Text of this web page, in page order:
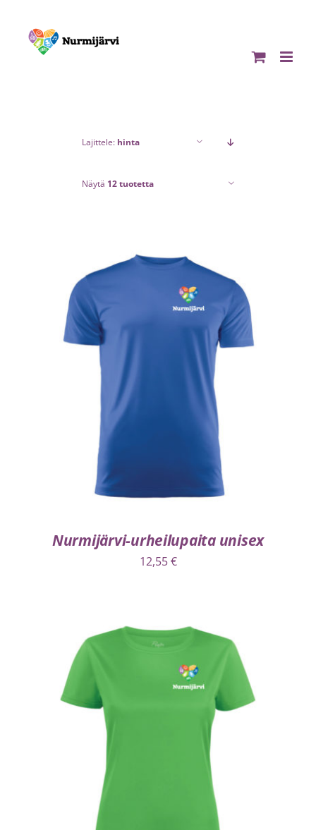
content
Lajittele: hinta
Näytä 12 tuotetta
VALITSE VAIHTOEHDOISTA LISÄTIEDOT
Nurmijärvi-urheilupaita unisex
12,55€
VALITSE VAIHTOEHDOISTA LISÄTIEDOT